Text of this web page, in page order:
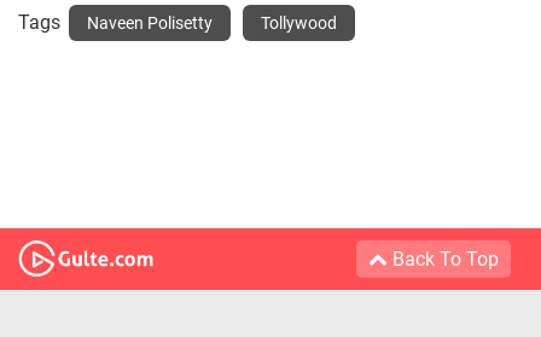
Tags Naveen Polisetty Tollywood
Back To Top